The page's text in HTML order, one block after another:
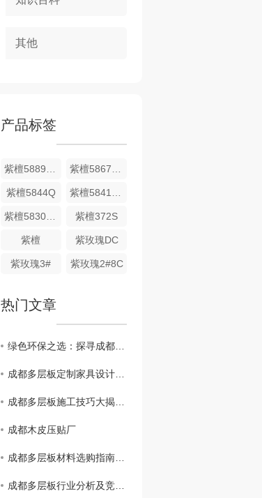
其他
产品标签
紫檀5889DS 紫檀5867DS
紫檀5844Q 紫檀5841DS
紫檀5830DS 紫檀372S
紫檀 紫玫瑰DC
紫玫瑰3# 紫玫瑰2#8C
热门文章
绿色环保之选：探寻成都多层板的生产与应用
成都多层板定制家具设计灵感分享：打造个性空间
成都多层板施工技巧大揭秘：安装、维护、注意事项
成都木皮压贴厂
成都多层板材料选购指南：质量、价格、品牌..比较
成都多层板行业分析及竞争格局解读